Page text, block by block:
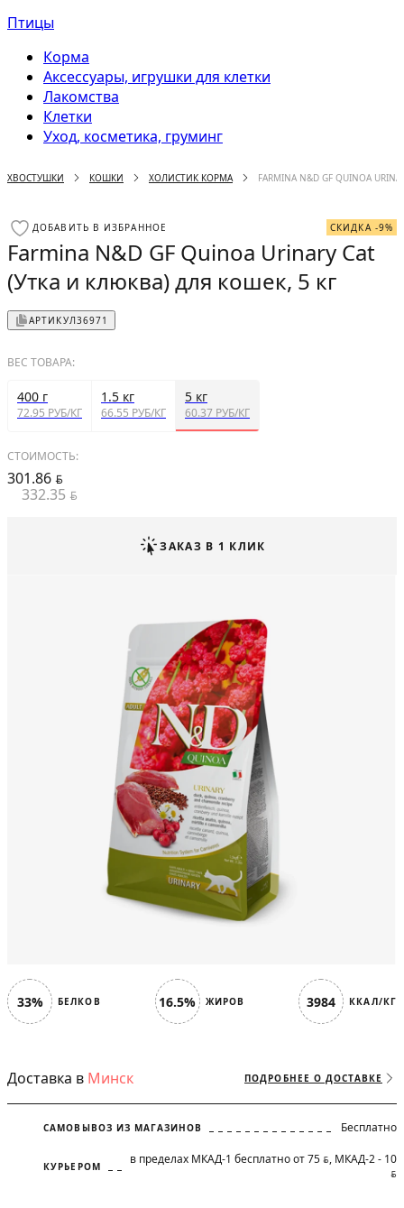
Птицы
Корма
Аксессуары, игрушки для клетки
Лакомства
Клетки
Уход, косметика, груминг
ХВОСТУШКИ КОШКИ ХОЛИСТИК КОРМА FARMINA N&D GF QUINOA
33% БЕЛКОВ 16.5% ЖИРОВ 3984 ККАЛ/КГ
Доставка в Минск ПОДРОБНЕЕ О ДОСТАВКЕ
САМОВЫВОЗ ИЗ МАГАЗИНОВ Бесплатно
КУРЬЕРОМ в пределах МКАД-1 бесплатно от 75 BYN, МКАД-2 - 10
BYN
ДОБАВИТЬ В ИЗБРАННОЕ СКИДКА -9%
Farmina N&D GF Quinoa Urinary Cat
(Утка и клюква) для кошек, 5 кг
АРТИКУЛ36971
ВЕС ТОВАРА:
400 г
72.95 РУБ/КГ
1.5 кг
66.55 РУБ/КГ
5 кг
60.37 РУБ/КГ
СТОИМОСТЬ:
301.86 BYN
332.35 BYN
ЗАКАЗ В 1 КЛИК